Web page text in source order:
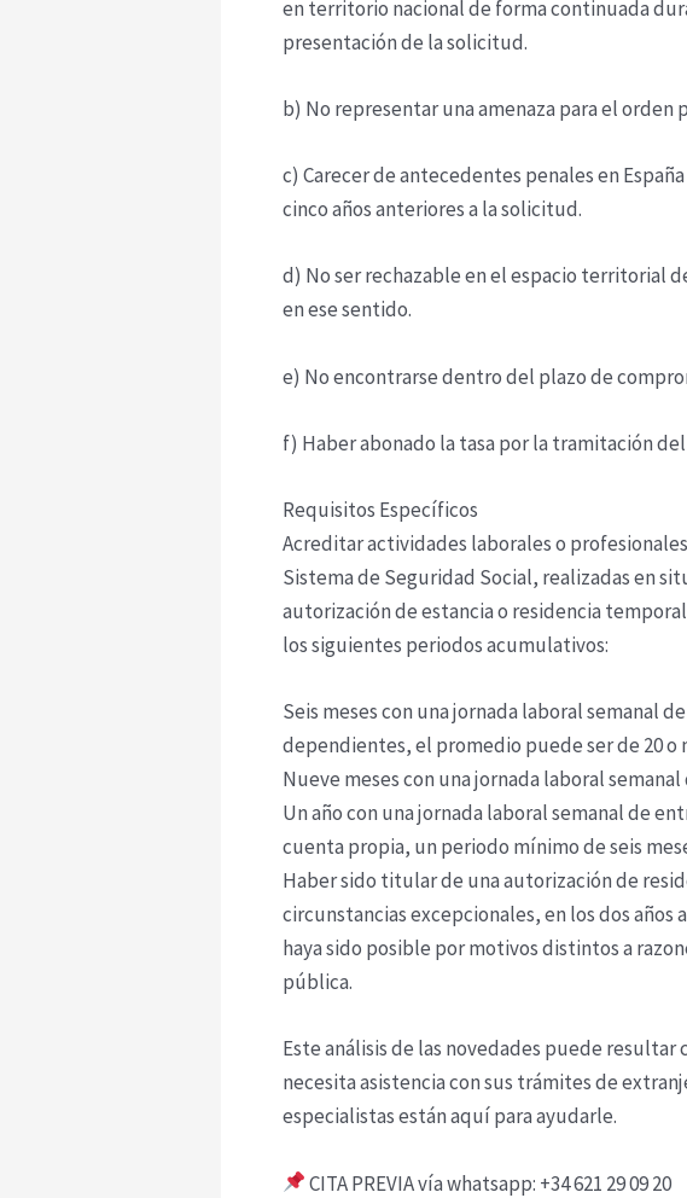
en territorio nacional de forma continuada
presentación de la solicitud.
b) No representar una amenaza para el
c) Carecer de antecedentes penales en
cinco años anteriores a la solicitud.
d) No ser rechazable en el espacio territorial
en ese sentido.
e) No encontrarse dentro del plazo de
f) Haber abonado la tasa por la tramitación
Requisitos Específicos
Acreditar actividades laborales o
Sistema de Seguridad Social, realizadas en
autorización de estancia o residencia
los siguientes periodos acumulativos:
Seis meses con una jornada laboral semanal
dependientes, el promedio puede ser de 20 o
Nueve meses con una jornada laboral semanal
Un año con una jornada laboral semanal de
cuenta propia, un periodo mínimo de seis
Haber sido titular de una autorización de
circunstancias excepcionales, en los dos
haya sido posible por motivos distintos a
pública.
Este análisis de las novedades puede
necesita asistencia con sus trámites de
especialistas están aquí para ayudarle.
CITA PREVIA vía whatsapp: +34 621 29 09 20